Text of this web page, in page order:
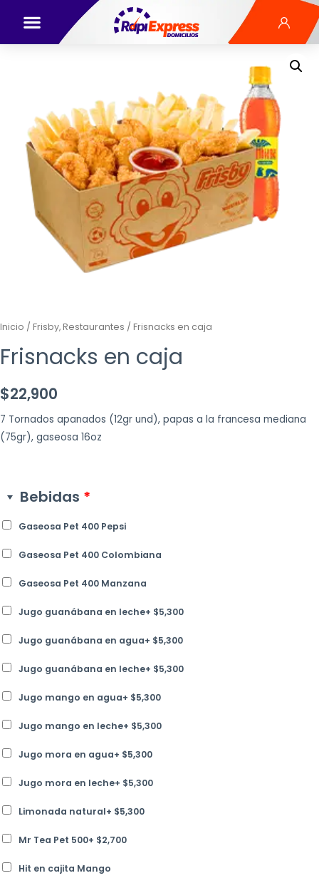
Inicio / Frisby, Restaurantes / Frisnacks en caja
Frisnacks en caja
$22,900
7 Tornados apanados (12gr und), papas a la francesa mediana
(75gr), gaseosa 16oz
Bebidas *
Gaseosa Pet 400 Pepsi
Gaseosa Pet 400 Colombiana
Gaseosa Pet 400 Manzana
Jugo guanábana en leche+ $5,300
Jugo guanábana en agua+ $5,300
Jugo guanábana en leche+ $5,300
Jugo mango en agua+ $5,300
Jugo mango en leche+ $5,300
Jugo mora en agua+ $5,300
Jugo mora en leche+ $5,300
Limonada natural+ $5,300
Mr Tea Pet 500+ $2,700
Hit en cajita Mango